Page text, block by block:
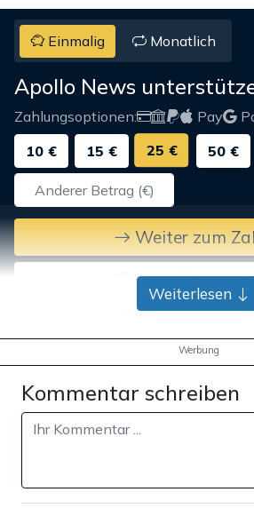
Einmalig Monatlich
Apollo News
Zahlungsoptionen: Pay
10 €
15 € 25 € 50 €
Weiter zum
Bank-
Weiterlesen
Werbung
Kommentar schreiben